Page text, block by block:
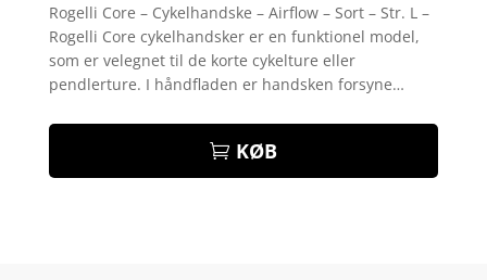
ud af 5
baseret på
kundebedø
mmelser
Rogelli Core – Cykelhandske – Airflow – Sort – Str. L –
Rogelli Core cykelhandsker er en funktionel model,
som er velegnet til de korte cykelture eller
pendlerture. I håndfladen er handsken forsyne…
KØB